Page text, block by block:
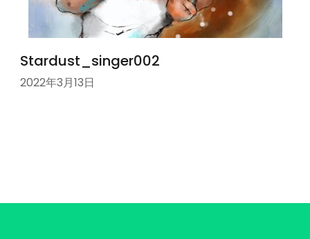
Stardust_singer002
2022年3月13日